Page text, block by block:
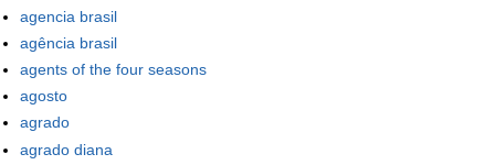
agencia brasil
agência brasil
agents of the four seasons
agosto
agrado
agrado diana